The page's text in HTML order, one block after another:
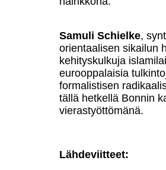
Samuli Schielke,
orientaalisen sikailun
kehityskulkuja
eurooppalaisia
formalistisen
tällä hetkellä Bonnin
vierastyöttömänä.
Lähdeviitteet: